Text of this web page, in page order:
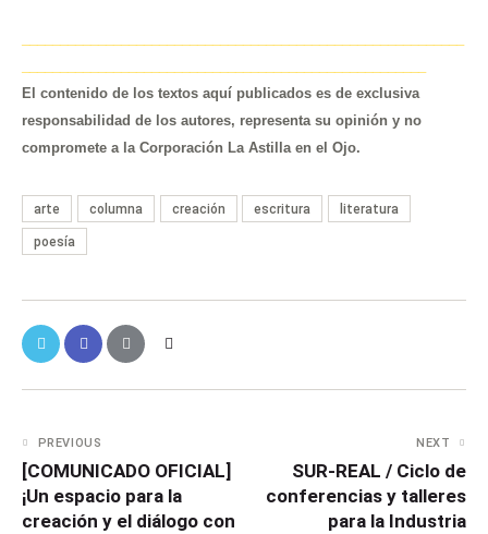
El contenido de los textos aquí publicados es de exclusiva
responsabilidad de los autores, representa su opinión y no
compromete a la Corporación La Astilla en el Ojo.
arte columna creación escritura literatura
poesía
PREVIOUS
[COMUNICADO OFICIAL]
¡Un espacio para la
creación y el diálogo con
NEXT
SUR-REAL / Ciclo de
conferencias y talleres
para la Industria